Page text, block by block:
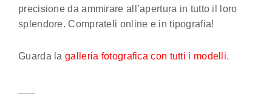
precisione da ammirare all’apertura in tutto il loro
splendore. Comprateli online e in tipografia!
Guarda la galleria fotografica con tutti i modelli.